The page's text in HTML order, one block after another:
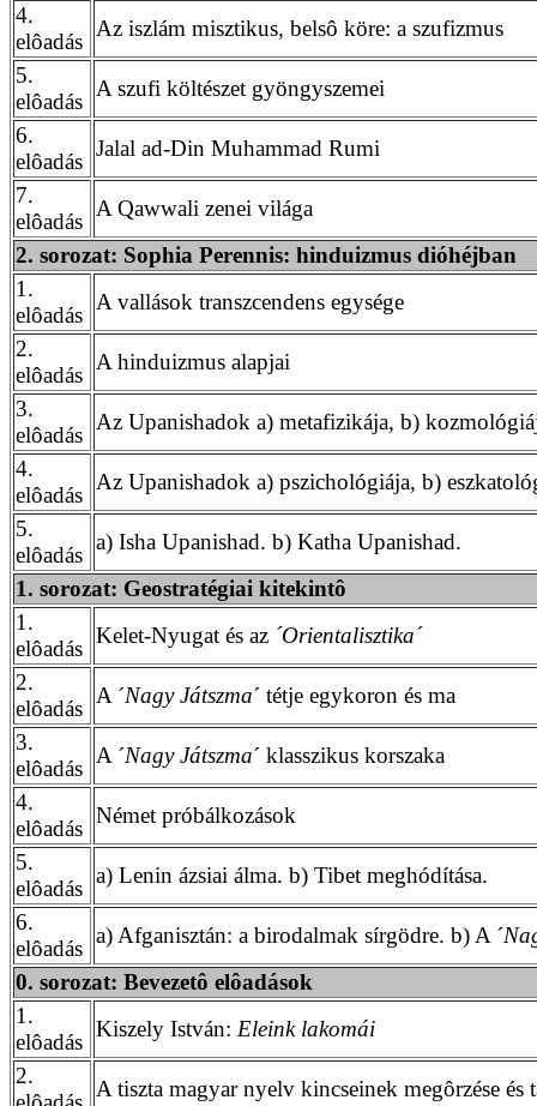
4.
elôadás
Az iszlám misztikus, belsô köre: a szufizmus
5.
elôadás
A szufi költészet gyöngyszemei
6.
elôadás
Jalal ad-Din Muhammad Rumi
7.
elôadás
A Qawwali zenei világa
2. sorozat: Sophia Perennis: hinduizmus dióhéjban
1.
elôadás
A vallások transzcendens egysége
2.
elôadás
A hinduizmus alapjai
3.
elôadás
Az Upanishadok a) metafizikája, b)
4.
elôadás
Az Upanishadok a) pszichológiája, b)
5.
elôadás
a) Isha Upanishad. b) Katha Upanishad.
1. sorozat: Geostratégiai kitekintô
1.
elôadás
Kelet-Nyugat és az ´Orientalisztika´
2.
elôadás
A ´Nagy Játszma´ tétje egykoron és ma
3.
elôadás
A ´Nagy Játszma´ klasszikus korszaka
4.
elôadás
Német próbálkozások
5.
elôadás
a) Lenin ázsiai álma. b) Tibet meghódítása.
6.
elôadás
a) Afganisztán: a birodalmak sírgödre. b) A ´
0. sorozat: Bevezetô elôadások
1.
elôadás
Kiszely István: Eleink lakomái
2.
A tiszta magyar nyelv kincseinek megôrzése és